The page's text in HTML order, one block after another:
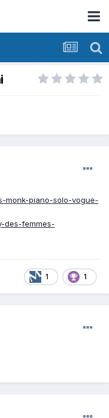
monk-piano-solo-vogue-
des-femmes-
1 1